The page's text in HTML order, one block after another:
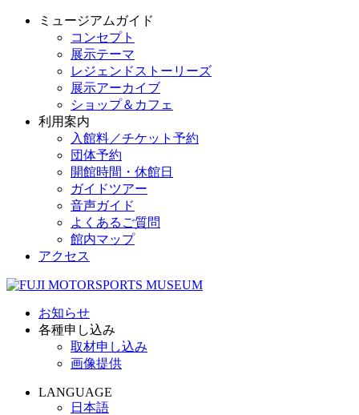
ミュージアムガイド
コンセプト
展示テーマ
レジェンドストーリーズ
展示アーカイブ
ショップ＆カフェ
利用案内
入館料／チケット予約
団体予約
開館時間・休館日
ガイドツアー
音声ガイド
よくあるご質問
館内マップ
アクセス
お知らせ
各種申し込み
取材申し込み
画像提供
LANGUAGE
日本語